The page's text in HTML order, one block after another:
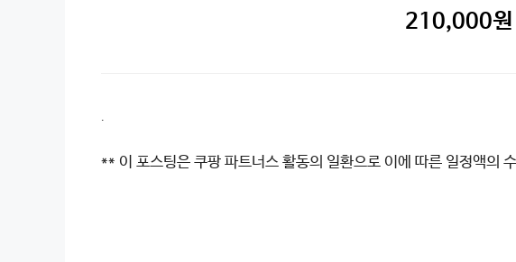
210,000원
.
** 이 포스팅은 쿠팡 파트너스 활동의 일환으로 이에 따른 일정액의